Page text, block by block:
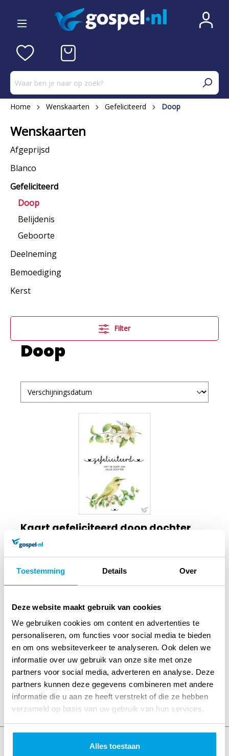
Toestemming Details Over
Deze website maakt gebruik van cookies
We gebruiken cookies om content en advertenties te
personaliseren, om functies voor social media te bieden
en om ons websiteverkeer te analyseren. Ook delen we
informatie over uw gebruik van onze site met onze
partners voor social media, adverteren en analyse. Deze
partners kunnen deze gegevens combineren met andere
informatie die u aan ze heeft verstrekt of die ze hebben
verzameld op basis van uw gebruik van hun services.
Alles toestaan
Home Wenskaarten Gefeliciteerd Doop
Wenskaarten
Afgeprijsd
Blanco
Gefeliciteerd
Doop
Belijdenis
Geboorte
Deelneming
Bemoediging
Kerst
Filter
Doop
Kaart gefeliciteerd doop dochter
lees verder
225
Op voorraad
Voor 12 uur besteld, vandaag verzonden
In winkelmandje